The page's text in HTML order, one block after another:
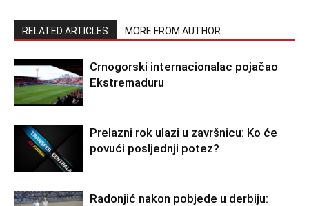
RELATED ARTICLES MORE FROM AUTHOR
Crnogorski internacionalac pojačao
Ekstremaduru
Prelazni rok ulazi u završnicu: Ko će
povući posljednji potez?
Radonjić nakon pobjede u derbiju: